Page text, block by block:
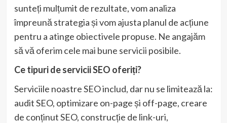
sunteți mulțumit de rezultate, vom analiza
împreună strategia și vom ajusta planul de acțiune
pentru a atinge obiectivele propuse. Ne angajăm
să vă oferim cele mai bune servicii posibile.
Ce tipuri de servicii SEO oferiți?
Serviciile noastre SEO includ, dar nu se limitează la:
audit SEO, optimizare on-page și off-page, creare
de conținut SEO, construcție de link-uri,